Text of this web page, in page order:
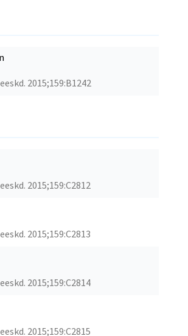
2015;159:B1242
2015;159:C2812
2015;159:C2813
2015;159:C2814
2015;159:C2815